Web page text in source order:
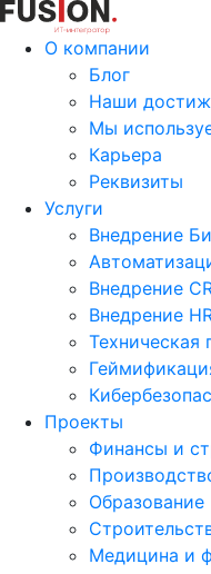
О компании
Блог
Наши
Мы
Карьера
Реквизиты
Услуги
Внедрение
Внедрение
Внедрение
Проекты
Финансы и
Образование
Медицина и